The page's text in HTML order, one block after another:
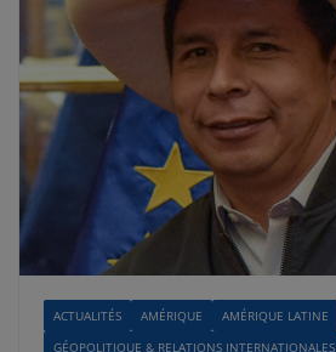
ACTUALITÉS AMÉRIQUE AMÉRIQUE LATINE
GÉOPOLITIQUE & RELATIONS INTERNATIONALES